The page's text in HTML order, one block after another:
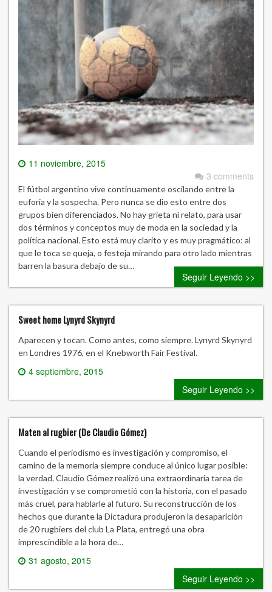
11 noviembre, 2015
3 comments
El fútbol argentino vive continuamente oscilando entre la
euforia y la sospecha. Pero nunca se dio esto entre dos
grupos bien diferenciados. No hay grieta ni relato, para usar
dos términos y conceptos muy de moda en la sociedad y la
política nacional. Esto está muy clarito y es muy pragmático: al
que le toca se queja, o festeja mirando para otro lado mientras
barren la basura debajo de su…
Seguir Leyendo >>
Sweet home Lynyrd Skynyrd
Aparecen y tocan. Como antes, como siempre. Lynyrd Skynyrd
en Londres 1976, en el Knebworth Fair Festival.
4 septiembre, 2015
0 comment
Seguir Leyendo >>
Maten al rugbier (De Claudio Gómez)
Cuando el periodismo es investigación y compromiso, el
camino de la memoria siempre conduce al único lugar posible:
la verdad. Claudio Gómez realizó una extraordinaria tarea de
investigación y se comprometió con la historia, con el pasado
más cruel, para hablarle al futuro. Su reconstrucción de los
hechos que durante la Dictadura produjeron la desaparición
de 20 rugbiers del club La Plata, entregó una obra
imprescindible a la hora de…
31 agosto, 2015
0 comment
Seguir Leyendo >>